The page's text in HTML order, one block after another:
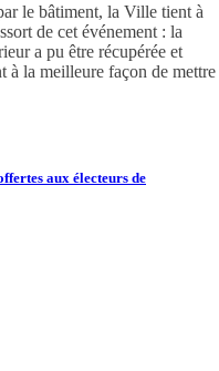
le bâtiment, la Ville tient à
de cet événement : la
a pu être récupérée et
à la meilleure façon de mettre
aux électeurs de